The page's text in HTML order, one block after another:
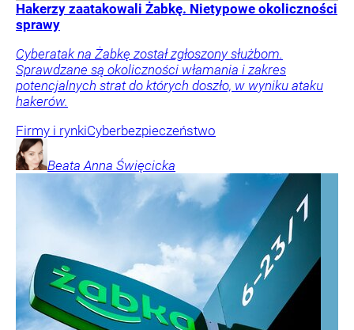
Hakerzy zaatakowali Żabkę. Nietypowe okoliczności
sprawy
Cyberatak na Żabkę został zgłoszony służbom.
Sprawdzane są okoliczności włamania i zakres
potencjalnych strat do których doszło, w wyniku ataku
hakerów.
Firmy i rynkiCyberbezpieczeństwo
Beata Anna Święcicka